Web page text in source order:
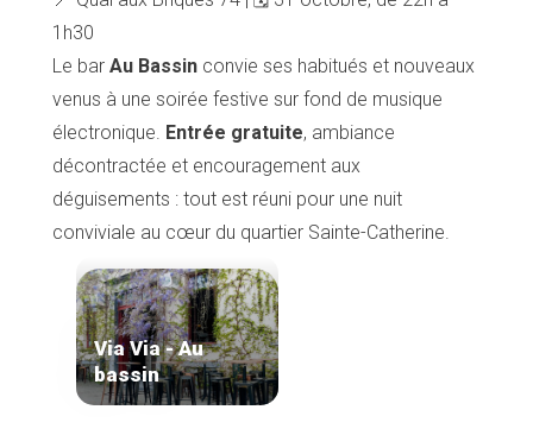
Accueil
Bonnes adresses
Quartiers
1h30
Le barAu Bassin convie ses habitués et nouveaux
venus à une soirée festive sur fond de musique
électronique. Entrée gratuite, ambiance
décontractée et encouragement aux
déguisements : tout est réuni pour une nuit
conviviale au cœur du quartier Sainte-Catherine.
Via Via - Au
bassin